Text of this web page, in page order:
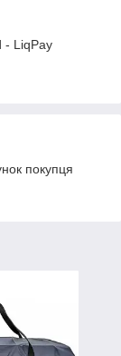
- LiqPay
покупця